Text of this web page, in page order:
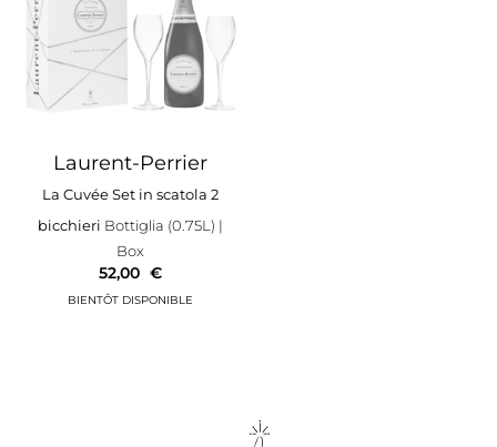
Laurent-Perrier
La Cuvée Set in scatola 2
bicchieri Bottiglia (0.75L) |
Box
52,00 €